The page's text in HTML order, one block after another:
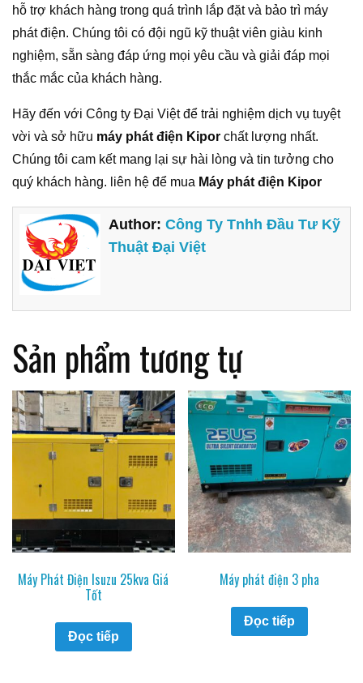
hỗ trợ khách hàng trong quá trình lắp đặt và bảo trì máy
phát điện. Chúng tôi có đội ngũ kỹ thuật viên giàu kinh
nghiệm, sẵn sàng đáp ứng mọi yêu cầu và giải đáp mọi
thắc mắc của khách hàng.
Hãy đến với Công ty Đại Việt để trải nghiệm dịch vụ tuyệt
vời và sở hữu máy phát điện Kipor chất lượng nhất.
Chúng tôi cam kết mang lại sự hài lòng và tin tưởng cho
quý khách hàng. liên hệ để mua Máy phát điện Kipor
Author:Công Ty Tnhh Đầu Tư Kỹ
Thuật Đại Việt
Sản phẩm tương tự
Máy Phát Điện Isuzu 25kva Giá
Tốt
Đọc tiếp
Máy phát điện 3 pha
Đọc tiếp